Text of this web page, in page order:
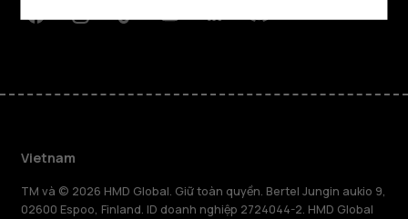
FacebookInstagram
TiktokYoutubeLinkedinDiscord
Vietnam
TM và © 2026 HMD Global. Giữ toàn quyền. Bertel Jungin aukio 9,
02600 Espoo, Finland. ID doanh nghiệp 2724044-2. HMD Global